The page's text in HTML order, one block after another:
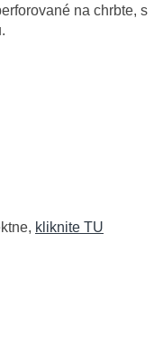
na chrbte, s
kliknite TU